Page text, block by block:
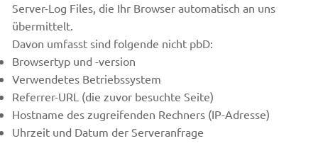
Server-Log Files, die Ihr Browser automatisch an uns
übermittelt.
Davon umfasst sind folgende nicht pbD:
Browsertyp und -version
Verwendetes Betriebssystem
Referrer-URL (die zuvor besuchte Seite)
Hostname des zugreifenden Rechners (IP-Adresse)
Uhrzeit und Datum der Serveranfrage